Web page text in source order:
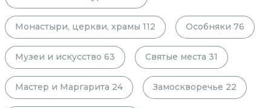
Монастыри, церкви, храмы 112 Особняки 76
Музеи и искусство 63 Святые места 31
Мастер и Маргарита 24 Замоскворечье 22